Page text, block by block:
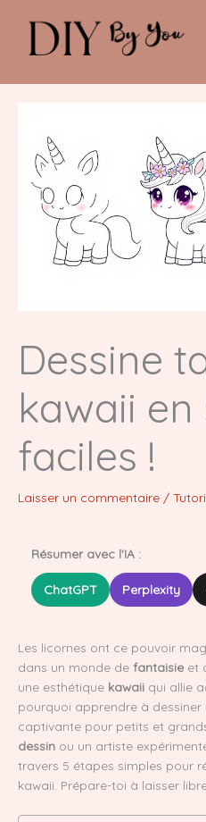
Dessine
kawaii en
faciles !
Laisser un commentaire /
Résumer avec l'IA :
ChatGPT Perplexity
Les licornes ont ce pouvoir
dans un monde de fantaisie et
une esthétique kawaii qui allie
pourquoi apprendre à
captivante pour petits et
dessin ou un artiste
travers 5 étapes simples pour
kawaii. Prépare-toi à laisser